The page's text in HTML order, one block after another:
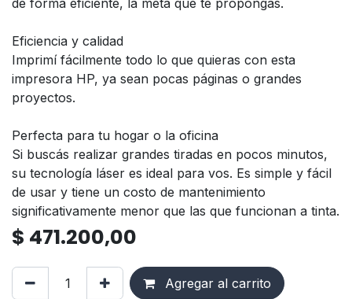
Eficiencia y calidad
Imprimí fácilmente todo lo que quieras con esta
impresora HP, ya sean pocas páginas o grandes
proyectos.
Perfecta para tu hogar o la oficina
Si buscás realizar grandes tiradas en pocos minutos,
su tecnología láser es ideal para vos. Es simple y fácil
de usar y tiene un costo de mantenimiento
significativamente menor que las que funcionan a tinta.
$ 471.200,00
Agregar al carrito